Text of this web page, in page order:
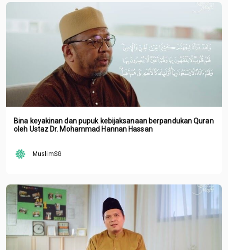
Bina keyakinan dan pupuk kebijaksanaan berpandukan Quran
oleh Ustaz Dr. Mohammad Hannan Hassan
MuslimSG